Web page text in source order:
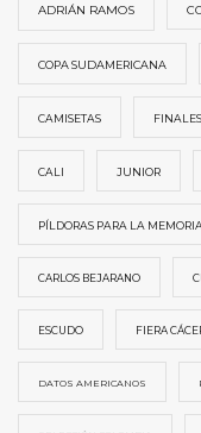
ADRIÁN RAMOS
COPA SUDAMERICANA
CAMISETAS FINALES
CALI JUNIOR
PÍLDORAS PARA LA MEMORIA
CARLOS BEJARANO
ESCUDO FIERA
DATOS AMERICANOS